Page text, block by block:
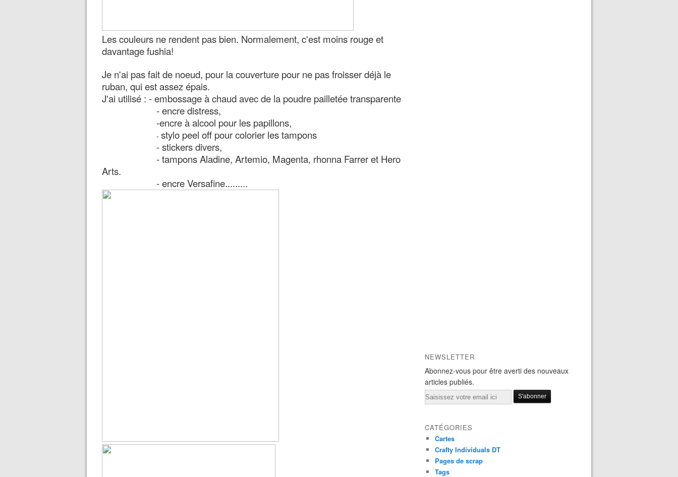
Les couleurs ne rendent pas bien. Normalement, c'est moins rouge et
davantage fushia!
Je n'ai pas fait de noeud, pour la couverture pour ne pas froisser déjà le
ruban, qui est assez épais.
J'ai utilisé : - embossage à chaud avec de la poudre pailletée transparente
- encre distress,
-encre à alcool pour les papillons,
- stylo peel off pour colorier les tampons
- stickers divers,
- tampons Aladine, Artemio, Magenta, rhonna Farrer et Hero
Arts.
- encre Versafine.........
NEWSLETTER
Abonnez-vous pour être averti des nouveaux
articles publiés.
Email
CATÉGORIES
Cartes
Crafty Individuals DT
Pages de scrap
Tags